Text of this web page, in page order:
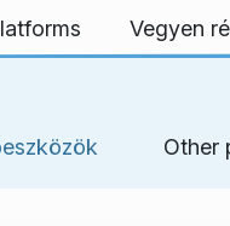
Vegyen
Other